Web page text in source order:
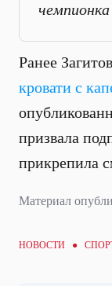
Ранее
кровати с
призвала
прикрепила
Материал
НОВОСТИ ●